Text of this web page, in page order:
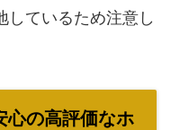
しているため注意し
心の高評価なホ